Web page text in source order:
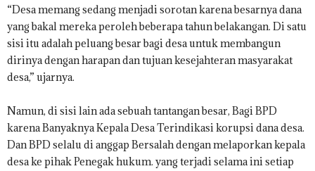
“Desa memang sedang menjadi sorotan karena besarnya dana
yang bakal mereka peroleh beberapa tahun belakangan. Di satu
sisi itu adalah peluang besar bagi desa untuk membangun
dirinya dengan harapan dan tujuan kesejahteran masyarakat
desa,” ujarnya.
Namun, di sisi lain ada sebuah tantangan besar, Bagi BPD
karena Banyaknya Kepala Desa Terindikasi korupsi dana desa.
Dan BPD selalu di anggap Bersalah dengan melaporkan kepala
desa ke pihak Penegak hukum. yang terjadi selama ini setiap